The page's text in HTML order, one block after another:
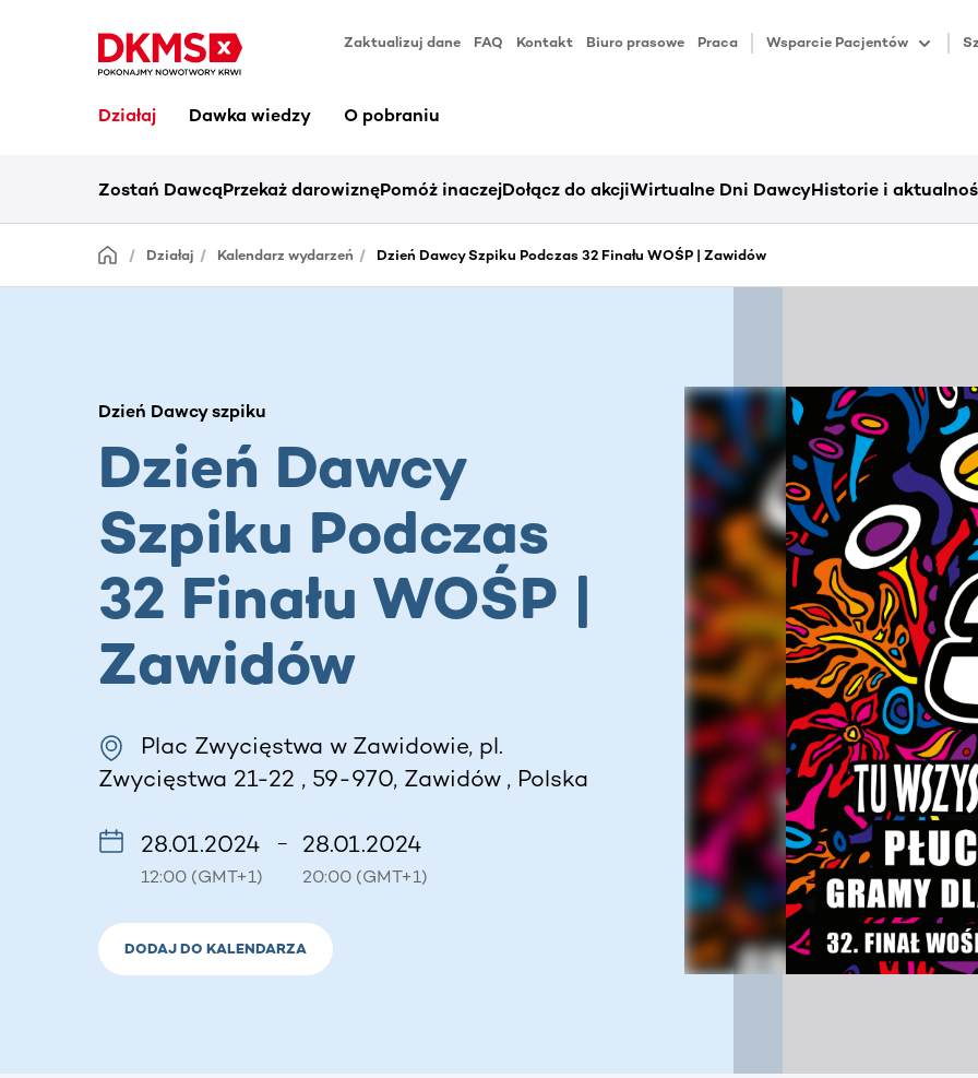
Zaktualizuj dane FAQ Kontakt Biuro prasowe Praca Wsparcie Pacjentów
Działaj Dawka wiedzy O pobraniu
Zostań DawcąPrzekaż darowiznęPomóż inaczejDołącz do akcjiWirtualne Dni DawcyHistorie i
Działaj Kalendarz wydarzeń Dzień Dawcy Szpiku Podczas 32 Finału WOŚP | Zawidów
Dzień Dawcy szpiku
Dzień Dawcy
Szpiku Podczas
32 Finału WOŚP |
Zawidów
Plac Zwycięstwa w Zawidowie, pl.
Zwycięstwa 21-22 , 59-970, Zawidów , Polska
28.01.2024
12:00 (GMT+1)
– 28.01.2024
20:00 (GMT+1)
DODAJ DO KALENDARZA